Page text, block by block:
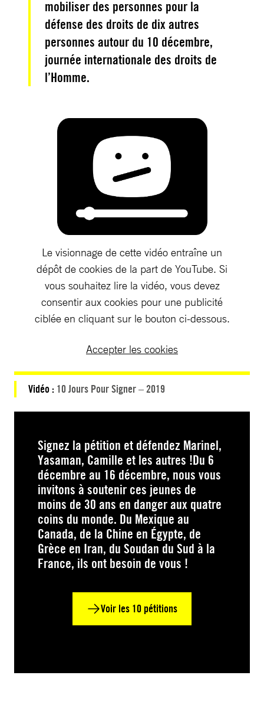
mobiliser des personnes pour la
défense des droits de dix autres
personnes autour du 10 décembre,
journée internationale des droits de
l’Homme.
Le visionnage de cette vidéo entraîne un
dépôt de cookies de la part de YouTube. Si
vous souhaitez lire la vidéo, vous devez
consentir aux cookies pour une publicité
ciblée en cliquant sur le bouton ci-dessous.
Accepter les cookies
Vidéo : 10 Jours Pour Signer – 2019
Signez la pétition et défendez Marinel,
Yasaman, Camille et les autres !Du 6
décembre au 16 décembre, nous vous
invitons à soutenir ces jeunes de
moins de 30 ans en danger aux quatre
coins du monde. Du Mexique au
Canada, de la Chine en Égypte, de
Grèce en Iran, du Soudan du Sud à la
France, ils ont besoin de vous !
Voir les 10 pétitions